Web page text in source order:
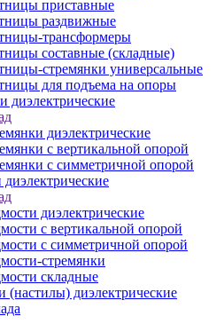
приставные
раздвижные
трансформеры
составные (складные)
стремянки универсальные
для подъема на опоры
диэлектрические
диэлектрические
с вертикальной опорой
с симметричной опорой
диэлектрические
с вертикальной опорой
с симметричной опорой
стремянки
складные
(настилы) диэлектрические